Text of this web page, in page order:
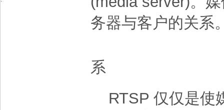
务器与客户的关系
系
RTSP 仅仅是使